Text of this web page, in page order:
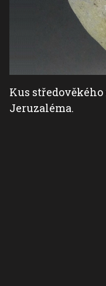
Kus
Jeruzaléma.